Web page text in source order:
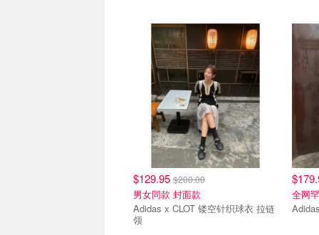
$129.95 $200.00
男女同款 封面款
Adidas x CLOT 镂空针织球衣 拉链
领
全网